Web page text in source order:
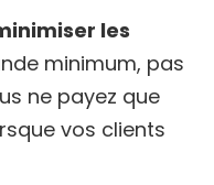
les
minimum, pas
ne payez que
vos clients